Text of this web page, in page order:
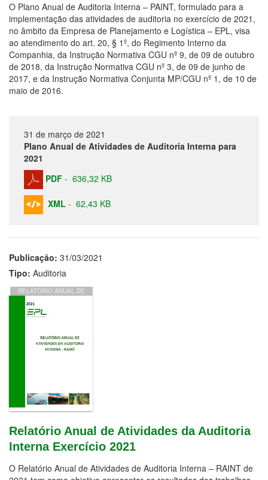
O Plano Anual de Auditoria Interna – PAINT, formulado para a
implementação das atividades de auditoria no exercício de 2021,
no âmbito da Empresa de Planejamento e Logística – EPL, visa
ao atendimento do art. 20, § 1º, do Regimento Interno da
Companhia, da Instrução Normativa CGU nº 9, de 09 de outubro
de 2018, da Instrução Normativa CGU nº 3, de 09 de junho de
2017, e da Instrução Normativa Conjunta MP/CGU nº 1, de 10 de
maio de 2016.
31 de março de 2021
Plano Anual de Atividades de Auditoria Interna para
2021
PDF - 636,32 KB
XML - 62,43 KB
Publicação: 31/03/2021
Tipo: Auditoria
RELATÓRIO ANUAL DE
AUDITORIA INTERNA
EXERCÍCIO 2021
Relatório Anual de Atividades da Auditoria
Interna Exercício 2021
O Relatório Anual de Atividades de Auditoria Interna – RAINT de